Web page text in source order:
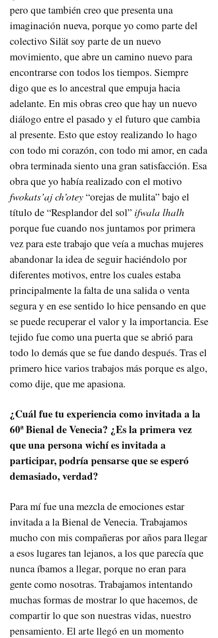
pero que también creo que presenta una
imaginación nueva, porque yo como parte del
colectivo Silät soy parte de un nuevo
movimiento, que abre un camino nuevo para
encontrarse con todos los tiempos. Siempre
digo que es lo ancestral que empuja hacia
adelante. En mis obras creo que hay un nuevo
diálogo entre el pasado y el futuro que cambia
al presente. Esto que estoy realizando lo hago
con todo mi corazón, con todo mi amor, en cada
obra terminada siento una gran satisfacción. Esa
obra que yo había realizado con el motivo
fwokats’aj ch’otey “orejas de mulita” bajo el
título de “Resplandor del sol” ifwala lhalh
porque fue cuando nos juntamos por primera
vez para este trabajo que veía a muchas mujeres
abandonar la idea de seguir haciéndolo por
diferentes motivos, entre los cuales estaba
principalmente la falta de una salida o venta
segura y en ese sentido lo hice pensando en que
se puede recuperar el valor y la importancia. Ese
tejido fue como una puerta que se abrió para
todo lo demás que se fue dando después. Tras el
primero hice varios trabajos más porque es algo,
como dije, que me apasiona.
¿Cuál fue tu experiencia como invitada a la
60ª Bienal de Venecia? ¿Es la primera vez
que una persona wichí es invitada a
participar, podría pensarse que se esperó
demasiado, verdad?
Para mí fue una mezcla de emociones estar
invitada a la Bienal de Venecia. Trabajamos
mucho con mis compañeras por años para llegar
a esos lugares tan lejanos, a los que parecía que
nunca íbamos a llegar, porque no eran para
gente como nosotras. Trabajamos intentando
muchas formas de mostrar lo que hacemos, de
compartir lo que son nuestras vidas, nuestro
pensamiento. El arte llegó en un momento